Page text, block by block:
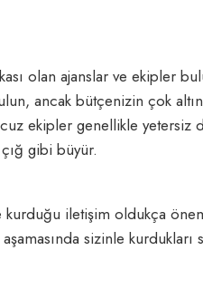
olan ajanslar ve ekipler
ancak bütçenizin çok
ekipler genellikle
gibi büyür.
kurduğu iletişim oldukça
sizinle